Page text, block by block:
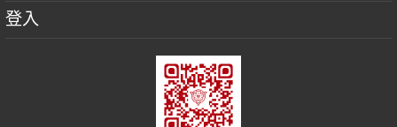
登入